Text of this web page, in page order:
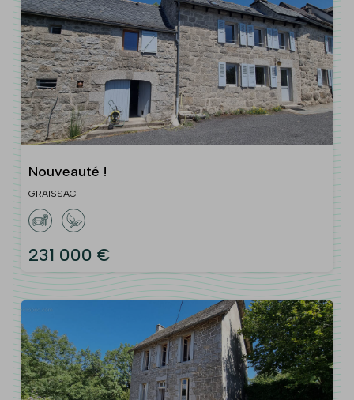
Nouveauté !
GRAISSAC
231 000 €